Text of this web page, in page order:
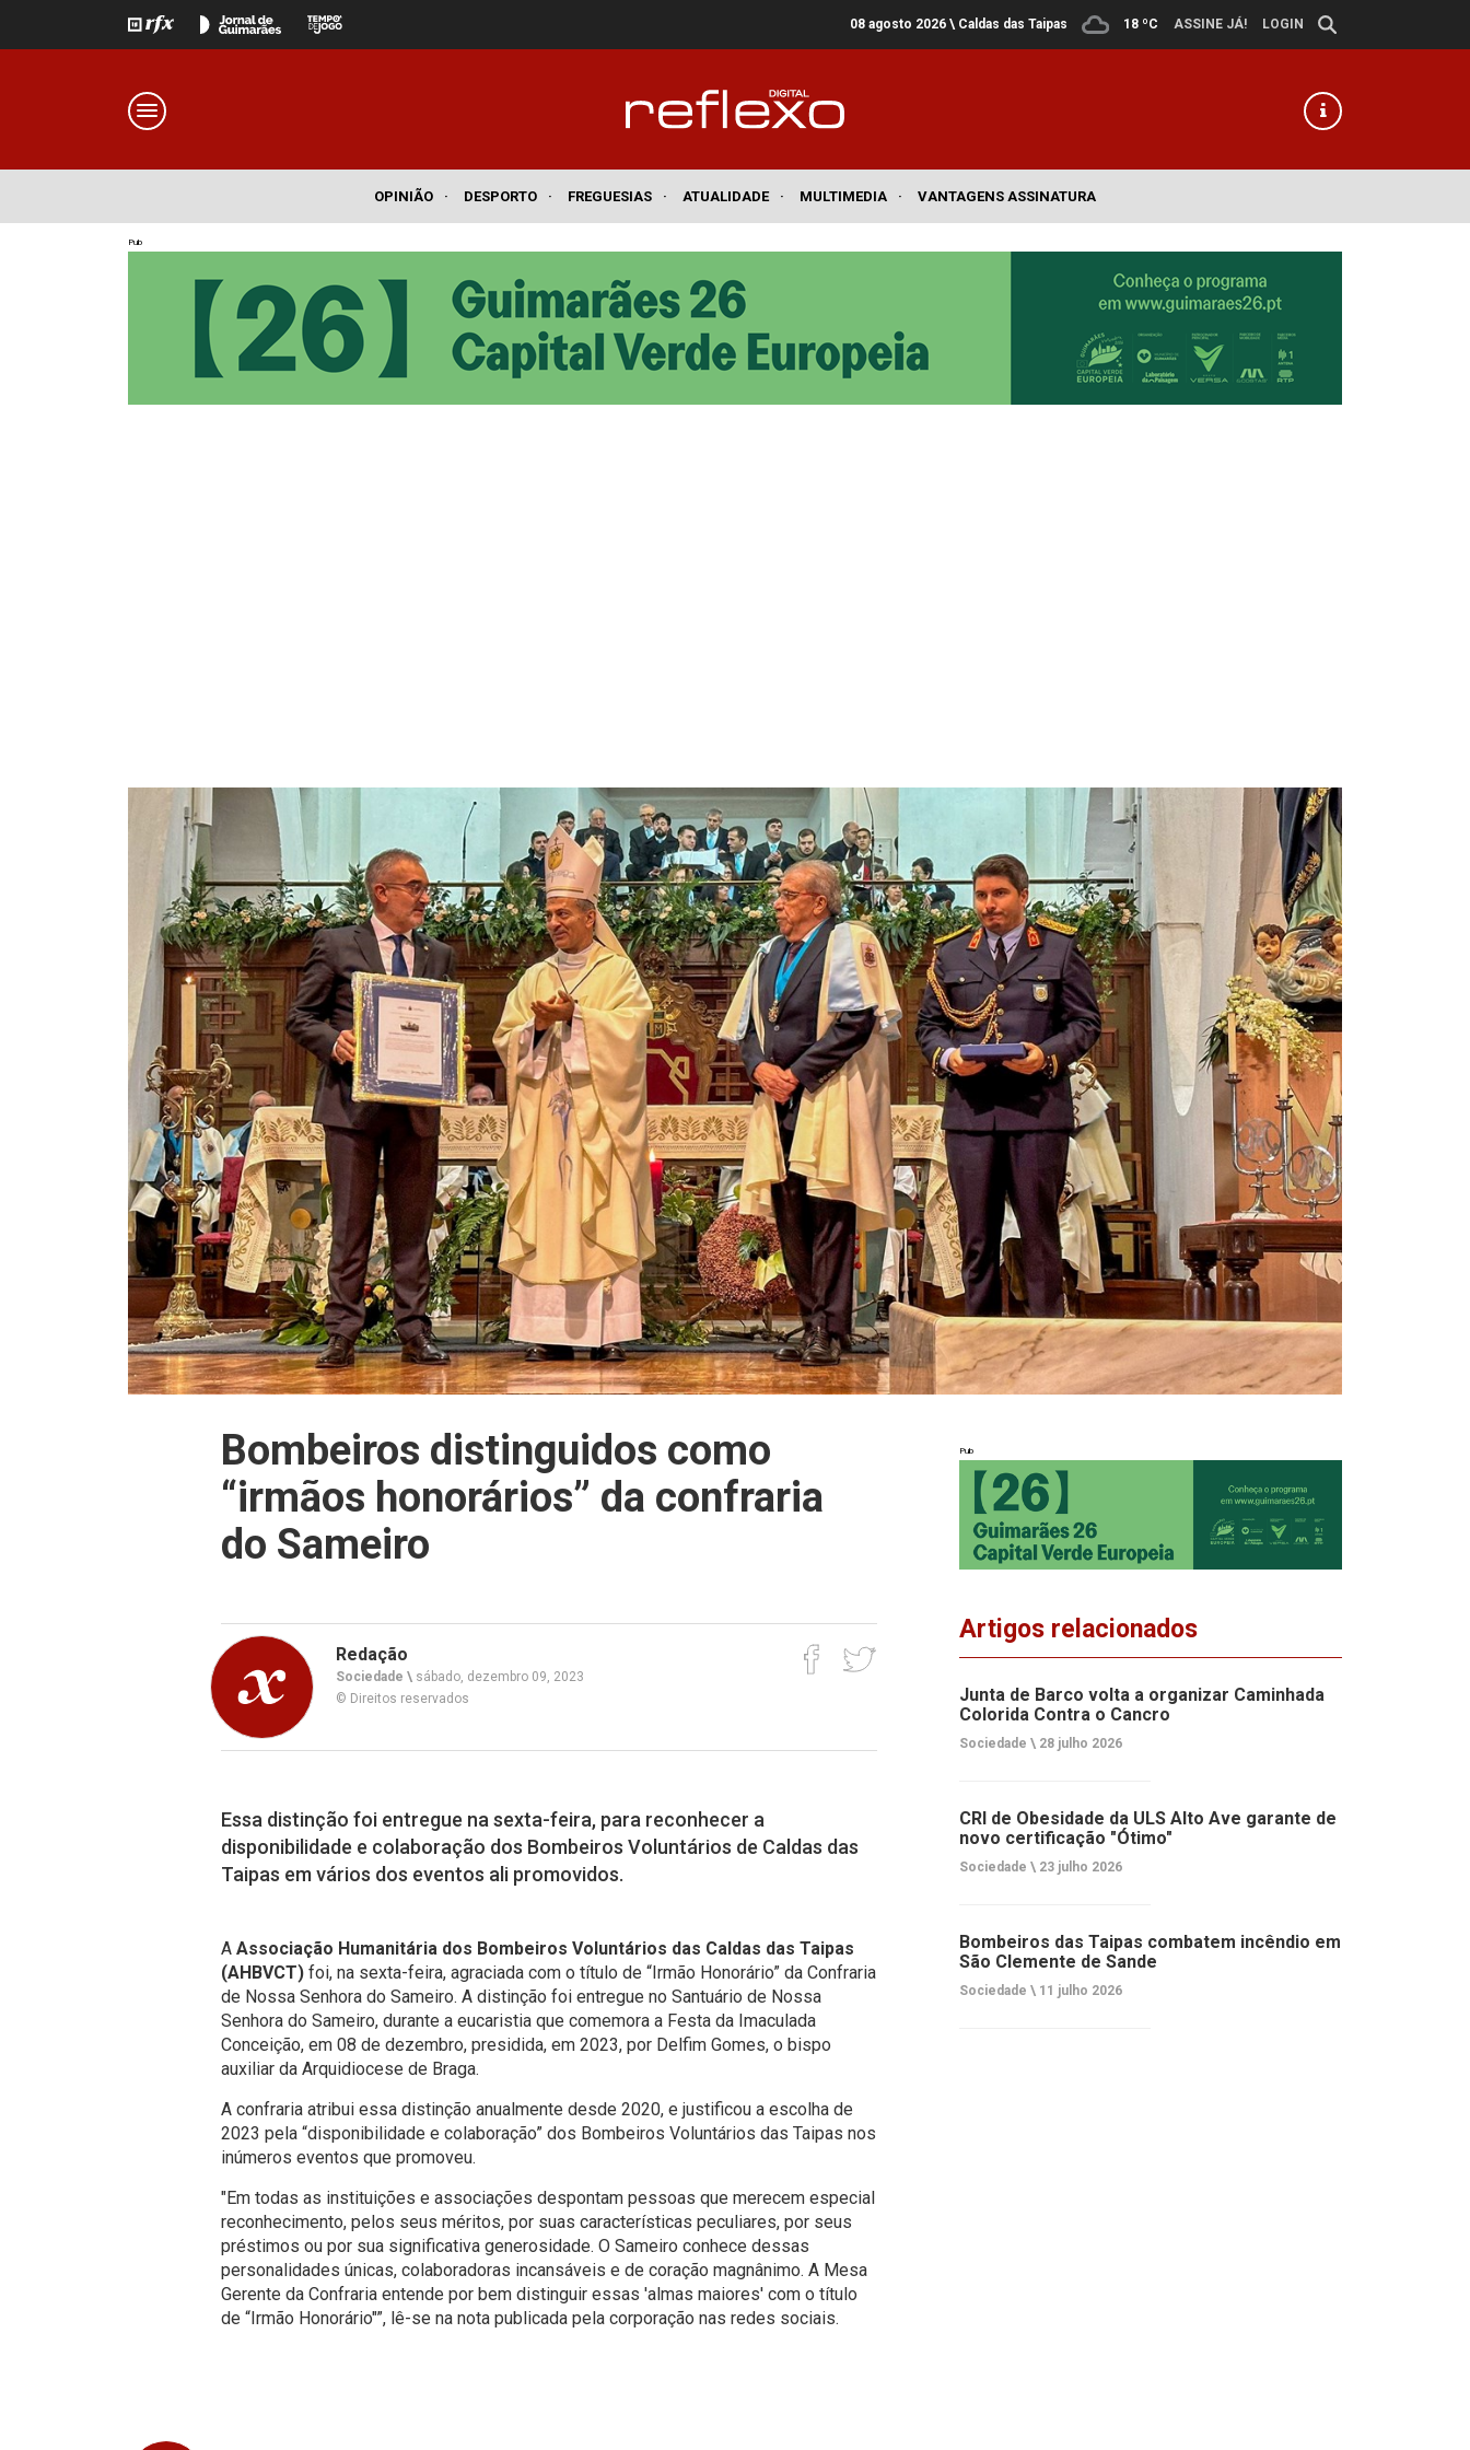
08 agosto 2026 \ Caldas das Taipas 18 ºC ASSINE JÁ! LOGIN
OPINIÃO · DESPORTO · FREGUESIAS · ATUALIDADE · MULTIMEDIA · VANTAGENS ASSINATURA
Pub
Bombeiros distinguidos como
“irmãos honorários” da confraria
do Sameiro
Redação
Sociedade \ sábado, dezembro 09, 2023
© Direitos reservados
Essa distinção foi entregue na sexta-feira, para reconhecer a
disponibilidade e colaboração dos Bombeiros Voluntários de Caldas das
Taipas em vários dos eventos ali promovidos.
A Associação Humanitária dos Bombeiros Voluntários das Caldas das Taipas
(AHBVCT) foi, na sexta-feira, agraciada com o título de “Irmão Honorário” da Confraria
de Nossa Senhora do Sameiro. A distinção foi entregue no Santuário de Nossa
Senhora do Sameiro, durante a eucaristia que comemora a Festa da Imaculada
Conceição, em 08 de dezembro, presidida, em 2023, por Delfim Gomes, o bispo
auxiliar da Arquidiocese de Braga.
A confraria atribui essa distinção anualmente desde 2020, e justificou a escolha de
2023 pela “disponibilidade e colaboração” dos Bombeiros Voluntários das Taipas nos
inúmeros eventos que promoveu.
"Em todas as instituições e associações despontam pessoas que merecem especial
reconhecimento, pelos seus méritos, por suas características peculiares, por seus
préstimos ou por sua significativa generosidade. O Sameiro conhece dessas
personalidades únicas, colaboradoras incansáveis e de coração magnânimo. A Mesa
Gerente da Confraria entende por bem distinguir essas 'almas maiores' com o título
de “Irmão Honorário"”, lê-se na nota publicada pela corporação nas redes sociais.
Pub
Artigos relacionados
Junta de Barco volta a organizar Caminhada
Colorida Contra o Cancro
Sociedade \ 28 julho 2026
CRI de Obesidade da ULS Alto Ave garante de
novo certificação "Ótimo"
Sociedade \ 23 julho 2026
Bombeiros das Taipas combatem incêndio em
São Clemente de Sande
Sociedade \ 11 julho 2026